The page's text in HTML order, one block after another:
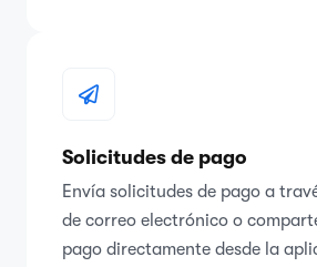
Solicitudes de pago
Envía solicitudes de pago a
de correo electrónico o
pago directamente desde la